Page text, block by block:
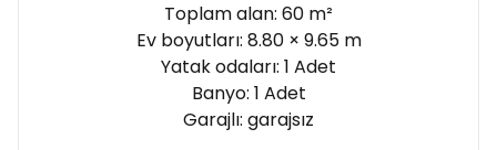
Toplam alan: 60 m²
Ev boyutları: 8.80 × 9.65 m
Yatak odaları: 1 Adet
Banyo: 1 Adet
Garajlı: garajsız